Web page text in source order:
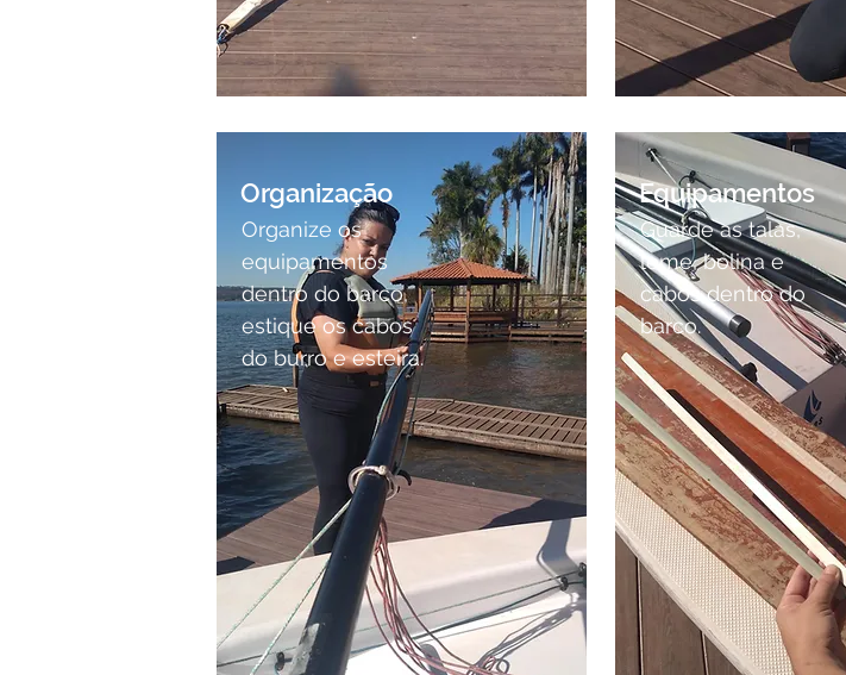
Organização
Organize os
equipamentos
dentro do barco,
estique os cabos
do burro e esteira.
Equipamentos
Guarde as talas,
leme, bolina e
cabos dentro do
barco.